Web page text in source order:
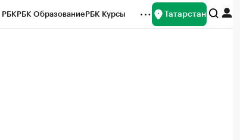
РБКРБК ОбразованиеРБК Курсы Татарстан